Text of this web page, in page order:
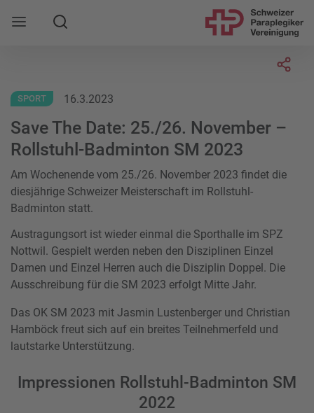
Mobile Navigation öffnen
Suche
SPORT 16.3.2023
Save The Date: 25./26. November –
Rollstuhl-Badminton SM 2023
Am Wochenende vom 25./26. November 2023 findet die
diesjährige Schweizer Meisterschaft im Rollstuhl-
Badminton statt.
Austragungsort ist wieder einmal die Sporthalle im SPZ
Nottwil. Gespielt werden neben den Disziplinen Einzel
Damen und Einzel Herren auch die Disziplin Doppel. Die
Ausschreibung für die SM 2023 erfolgt Mitte Jahr.
Das OK SM 2023 mit Jasmin Lustenberger und Christian
Hamböck freut sich auf ein breites Teilnehmerfeld und
lautstarke Unterstützung.
Impressionen Rollstuhl-Badminton SM
2022